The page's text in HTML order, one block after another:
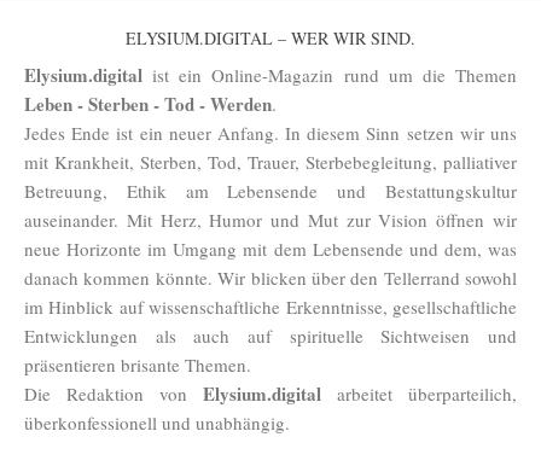
ELYSIUM.DIGITAL – WER WIR SIND.
Elysium.digital ist ein Online-Magazin rund um die Themen
Leben - Sterben - Tod - Werden.
Jedes Ende ist ein neuer Anfang. In diesem Sinn setzen wir uns
mit Krankheit, Sterben, Tod, Trauer, Sterbebegleitung, palliativer
Betreuung, Ethik am Lebensende und Bestattungskultur
auseinander. Mit Herz, Humor und Mut zur Vision öffnen wir
neue Horizonte im Umgang mit dem Lebensende und dem, was
danach kommen könnte. Wir blicken über den Tellerrand sowohl
im Hinblick auf wissenschaftliche Erkenntnisse, gesellschaftliche
Entwicklungen als auch auf spirituelle Sichtweisen und
präsentieren brisante Themen.
Die Redaktion von Elysium.digital arbeitet überparteilich,
überkonfessionell und unabhängig.